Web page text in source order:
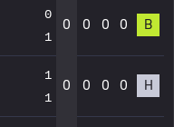
0
1
0 0 0 0 В
1
1
0 0 0 0 Н